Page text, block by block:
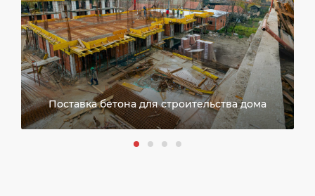
Поставка бетона для строительства дома